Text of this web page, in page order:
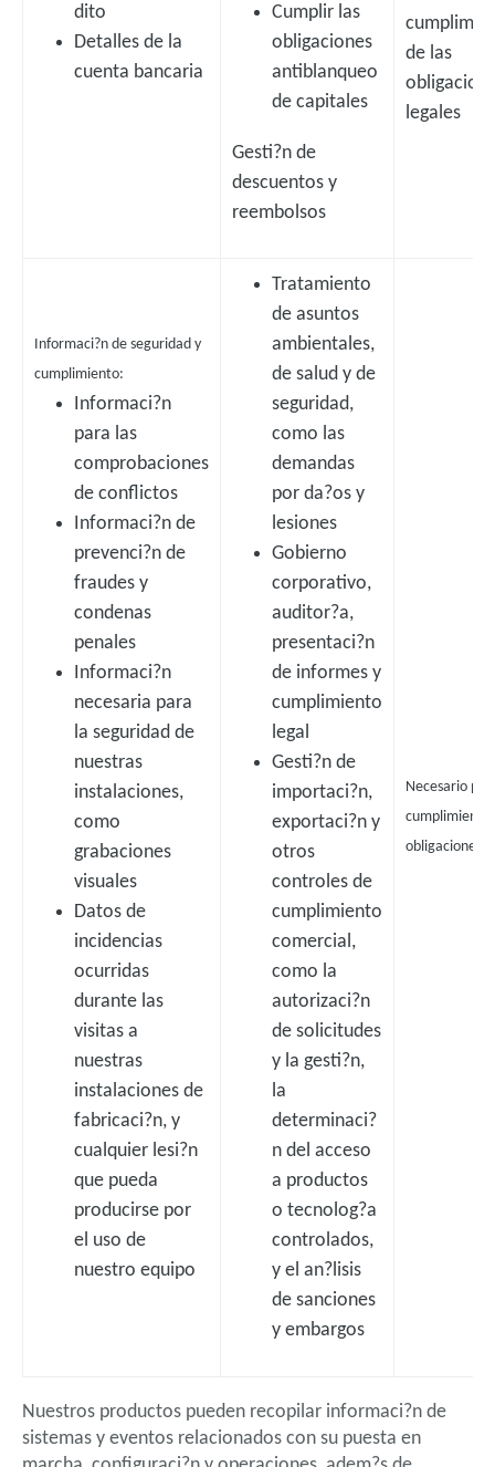
dito
Detalles de la
cuenta bancaria
Cumplir las
obligaciones
antiblanqueo
de capitales
Gesti?n de
descuentos y
reembolsos
de las
legales
Informaci?n de seguridad y
cumplimiento:
Informaci?n
para las
comprobaciones
de conflictos
Informaci?n de
prevenci?n de
fraudes y
condenas
penales
Informaci?n
necesaria para
la seguridad de
nuestras
instalaciones,
como
grabaciones
visuales
Datos de
incidencias
ocurridas
durante las
visitas a
nuestras
instalaciones de
fabricaci?n, y
cualquier lesi?n
que pueda
producirse por
el uso de
nuestro equipo
Tratamiento
de asuntos
ambientales,
de salud y de
seguridad,
como las
demandas
por da?os y
lesiones
Gobierno
corporativo,
auditor?a,
presentaci?n
de informes y
cumplimiento
legal
Gesti?n de
importaci?n,
exportaci?n y
otros
controles de
cumplimiento
comercial,
como la
autorizaci?n
de solicitudes
y la gesti?n,
la
determinaci?
n del acceso
a productos
o tecnolog?a
controlados,
y el an?lisis
de sanciones
y embargos
Necesario
cumplimiento
obligaciones
Nuestros productos pueden recopilar informaci?n de
sistemas y eventos relacionados con su puesta en